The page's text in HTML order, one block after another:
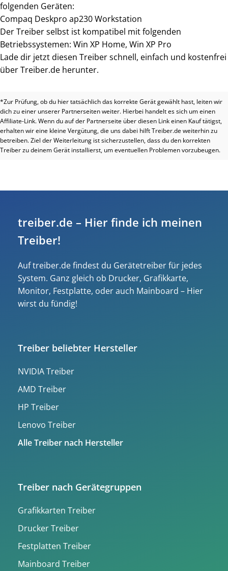
folgenden Geräten:
Compaq Deskpro ap230 Workstation
Der Treiber selbst ist kompatibel mit folgenden
Betriebssystemen: Win XP Home, Win XP Pro
Lade dir jetzt diesen Treiber schnell, einfach und kostenfrei
über Treiber.de herunter.
*Zur Prüfung, ob du hier tatsächlich das korrekte Gerät gewählt hast, leiten wir
dich zu einer unserer Partnerseiten weiter. Hierbei handelt es sich um einen
Affiliate-Link. Wenn du auf der Partnerseite über diesen Link einen Kauf tätigst,
erhalten wir eine kleine Vergütung, die uns dabei hilft Treiber.de weiterhin zu
betreiben. Ziel der Weiterleitung ist sicherzustellen, dass du den korrekten
Treiber zu deinem Gerät installierst, um eventuellen Problemen vorzubeugen.
treiber.de – Hier finde ich meinen
Treiber!
Auf treiber.de findest du Gerätetreiber für jedes
System. Ganz gleich ob Drucker, Grafikkarte,
Monitor, Festplatte, oder auch Mainboard – Hier
wirst du fündig!
Treiber beliebter Hersteller
NVIDIA Treiber
AMD Treiber
HP Treiber
Lenovo Treiber
Alle Treiber nach Hersteller
Treiber nach Gerätegruppen
Grafikkarten Treiber
Drucker Treiber
Festplatten Treiber
Mainboard Treiber